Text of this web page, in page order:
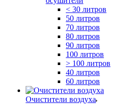
< 30 литров
50 литров
70 литров
80 литров
90 литров
100 литров
> 100 литров
40 литров
60 литров
Очистители воздуха